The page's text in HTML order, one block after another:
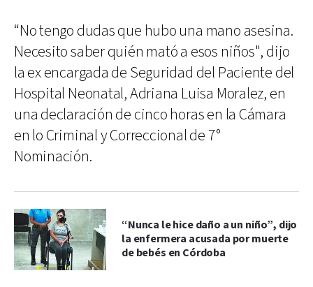
“No tengo dudas que hubo una mano asesina.
Necesito saber quién mató a esos niños", dijo
la ex encargada de Seguridad del Paciente del
Hospital Neonatal, Adriana Luisa Moralez, en
una declaración de cinco horas en la Cámara
en lo Criminal y Correccional de 7°
Nominación.
“Nunca le hice daño a un niño”, dijo
la enfermera acusada por muerte
de bebés en Córdoba